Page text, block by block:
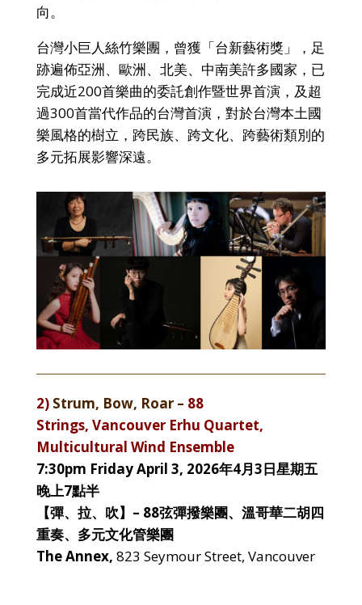
向。
台灣小巨人絲竹樂團，曾獲「台新藝術獎」，足
跡遍佈亞洲、歐洲、北美、中南美許多國家，已
完成近200首樂曲的委託創作暨世界首演，及超
過300首當代作品的台灣首演，對於台灣本土國
樂風格的樹立，跨民族、跨文化、跨藝術類別的
多元拓展影響深遠。
2) Strum, Bow, Roar – 88
Strings, Vancouver Erhu Quartet,
Multicultural Wind Ensemble
7:30pm Friday April 3, 2026年4月3日星期五
晚上7點半
【彈、拉、吹】– 88弦彈撥樂團、溫哥華二胡四
重奏、多元文化管樂團
The Annex, 823 Seymour Street, Vancouver